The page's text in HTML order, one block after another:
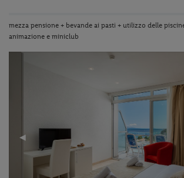
mezza pensione + bevande ai pasti + utilizzo delle
animazione e miniclub
Previous
◀︎